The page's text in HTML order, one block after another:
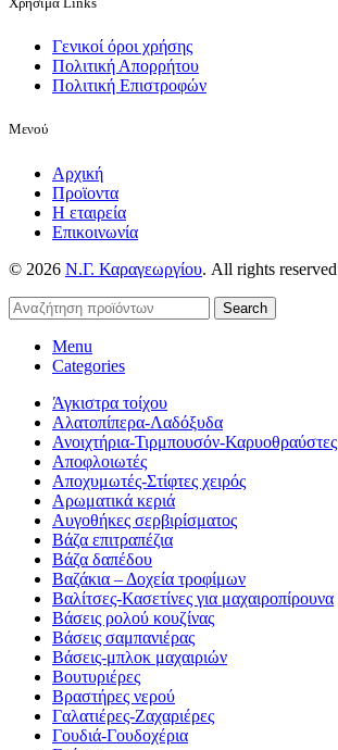
Γενικοί όροι χρήσης
Πολιτική Απορρήτου
Πολιτική Επιστροφών
Μενού
Αρχική
Προϊοντα
Η εταιρεία
Επικοινωνία
© 2026 Ν.Γ. Καραγεωργίου. All rights reserved
Search
Menu
Categories
Άγκιστρα τοίχου
Αλατοπίπερα-Λαδόξυδα
Ανοιχτήρια-Τιρμπουσόν-Καρυοθραύστες
Αποφλοιωτές
Αποχυμωτές-Στίφτες χειρός
Αρωματικά κεριά
Αυγοθήκες σερβιρίσματος
Βάζα επιτραπέζια
Βάζα δαπέδου
Βαζάκια – Δοχεία τροφίμων
Βαλίτσες-Κασετίνες για μαχαιροπίρουνα
Βάσεις ρολού κουζίνας
Βάσεις σαμπανιέρας
Βάσεις-μπλοκ μαχαιριών
Βουτυριέρες
Βραστήρες νερού
Γαλατιέρες-Ζαχαριέρες
Γουδιά-Γουδοχέρια